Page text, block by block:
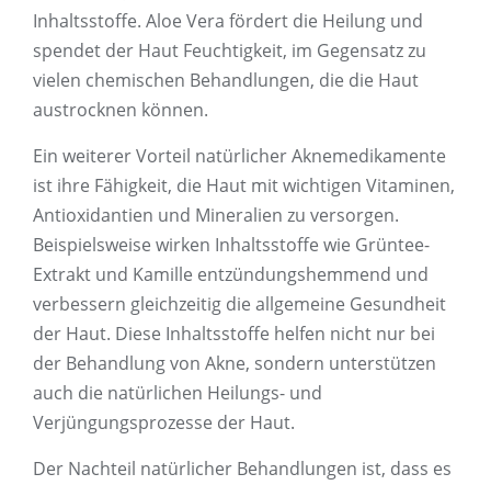
Inhaltsstoffe. Aloe Vera fördert die Heilung und
spendet der Haut Feuchtigkeit, im Gegensatz zu
vielen chemischen Behandlungen, die die Haut
austrocknen können.
Ein weiterer Vorteil natürlicher Aknemedikamente
ist ihre Fähigkeit, die Haut mit wichtigen Vitaminen,
Antioxidantien und Mineralien zu versorgen.
Beispielsweise wirken Inhaltsstoffe wie Grüntee-
Extrakt und Kamille entzündungshemmend und
verbessern gleichzeitig die allgemeine Gesundheit
der Haut. Diese Inhaltsstoffe helfen nicht nur bei
der Behandlung von Akne, sondern unterstützen
auch die natürlichen Heilungs- und
Verjüngungsprozesse der Haut.
Der Nachteil natürlicher Behandlungen ist, dass es